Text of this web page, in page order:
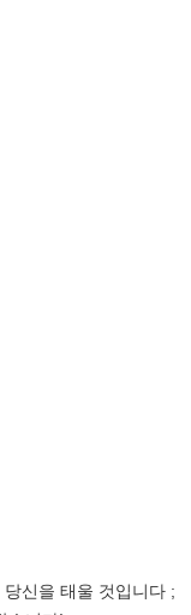
신을 태울 것입니다 ;